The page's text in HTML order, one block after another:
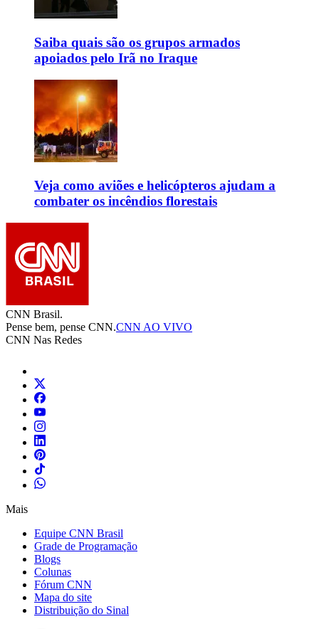
Saiba quais são os grupos armados
apoiados pelo Irã no Iraque
Veja como aviões e helicópteros ajudam a
combater os incêndios florestais
CNN Brasil.
Pense bem, pense CNN.CNN AO VIVO
CNN Nas Redes
Mais
Equipe CNN Brasil
Grade de Programação
Blogs
Colunas
Fórum CNN
Mapa do site
Distribuição do Sinal